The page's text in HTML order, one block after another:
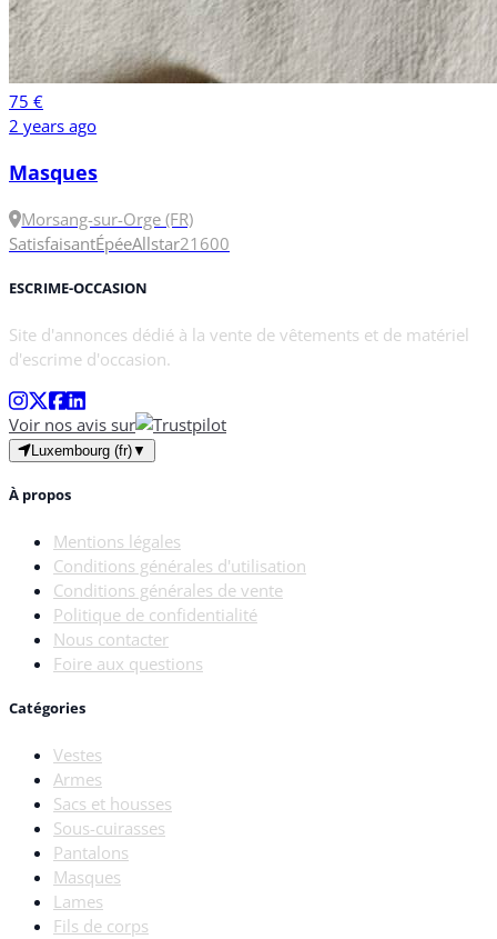
75 €
2 years ago
Masques
Morsang-sur-Orge (FR)
SatisfaisantÉpéeAllstar21600
ESCRIME-OCCASION
Site d'annonces dédié à la vente de vêtements et de matériel
d'escrime d'occasion.
Voir nos avis sur
Luxembourg (fr)▼
À propos
Mentions légales
Conditions générales d'utilisation
Conditions générales de vente
Politique de confidentialité
Nous contacter
Foire aux questions
Catégories
Vestes
Armes
Sacs et housses
Sous-cuirasses
Pantalons
Masques
Lames
Fils de corps